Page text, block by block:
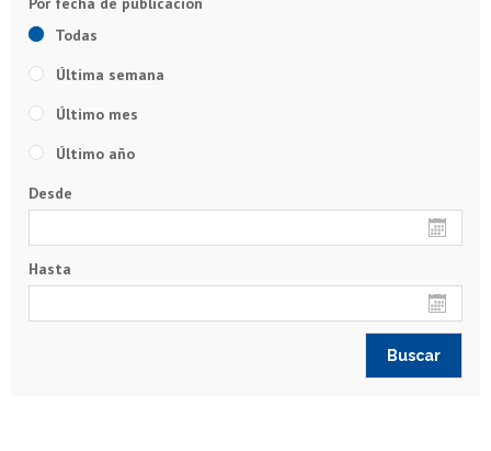
Todas
Última semana
Último mes
Último año
Desde
Hasta